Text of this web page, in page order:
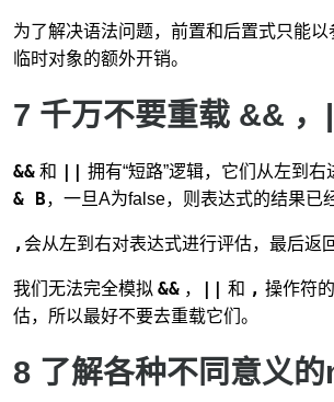
为了解决语法问题，前置和后置式只能
临时对象的额外开销。
7 千万不要重载 &&
&& 和 拥有“短路”逻辑，它们从左到
& B，一旦A为false，则表达式的结果已
, 会从左到右对表达式进行评估，最后返
我们无法完全模拟 && ， 和 , 操作符
估，所以最好不要去重载它们。
8 了解各种不同意义